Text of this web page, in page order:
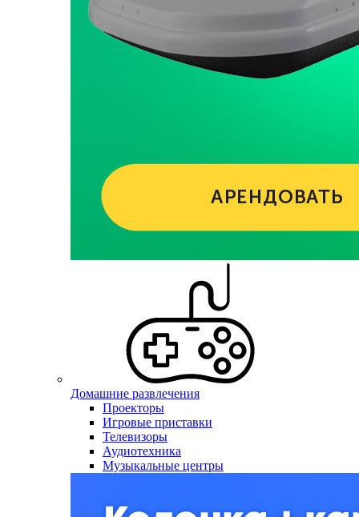
Домашние развлечения
Проекторы
Игровые приставки
Телевизоры
Аудиотехника
Музыкальные центры